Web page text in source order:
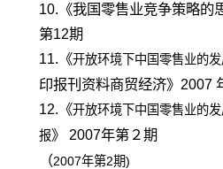
10.《我国零售业竞争策略的
第12期
11.《开放环境下中国零售业的
印报刊资料商贸经济》2007
12.《开放环境下中国零售业的
报》 2007年第２期
（2007年第2期)